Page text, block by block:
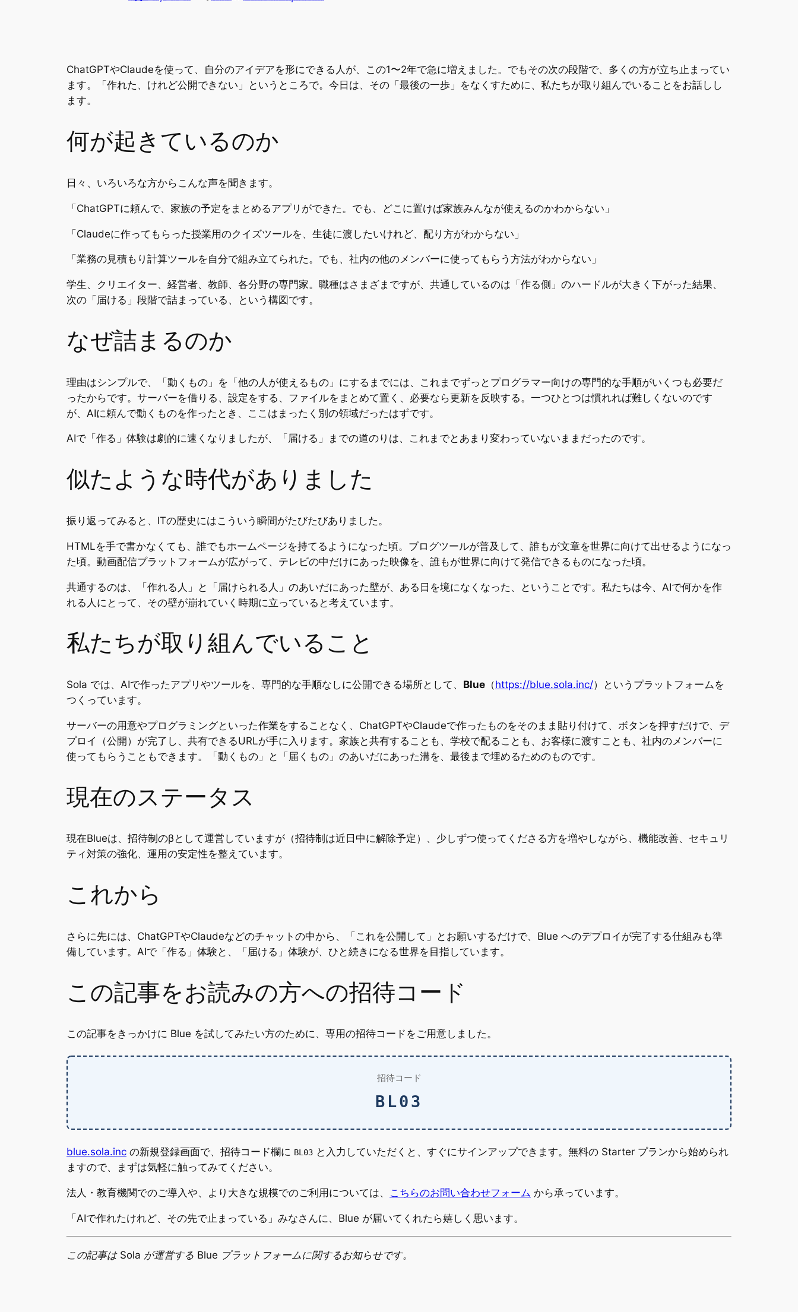
ChatGPTやClaudeを使って、自分のアイデアを形にできる人が、この1〜2年で急に増えました。でもその次の段階で、多くの方が立ち止まってい
ます。「作れた、けれど公開できない」というところで。今日は、その「最後の一歩」をなくすために、私たちが取り組んでいることをお話しし
ます。
何が起きているのか
日々、いろいろな方からこんな声を聞きます。
「ChatGPTに頼んで、家族の予定をまとめるアプリができた。でも、どこに置けば家族みんなが使えるのかわからない」
「Claudeに作ってもらった授業用のクイズツールを、生徒に渡したいけれど、配り方がわからない」
「業務の見積もり計算ツールを自分で組み立てられた。でも、社内の他のメンバーに使ってもらう方法がわからない」
学生、クリエイター、経営者、教師、各分野の専門家。職種はさまざまですが、共通しているのは「作る側」のハードルが大きく下がった結果、
次の「届ける」段階で詰まっている、という構図です。
なぜ詰まるのか
理由はシンプルで、「動くもの」を「他の人が使えるもの」にするまでには、これまでずっとプログラマー向けの専門的な手順がいくつも必要だ
ったからです。サーバーを借りる、設定をする、ファイルをまとめて置く、必要なら更新を反映する。一つひとつは慣れれば難しくないのです
が、AIに頼んで動くものを作ったとき、ここはまったく別の領域だったはずです。
AIで「作る」体験は劇的に速くなりましたが、「届ける」までの道のりは、これまでとあまり変わっていないままだったのです。
似たような時代がありました
振り返ってみると、ITの歴史にはこういう瞬間がたびたびありました。
HTMLを手で書かなくても、誰でもホームページを持てるようになった頃。ブログツールが普及して、誰もが文章を世界に向けて出せるようになっ
た頃。動画配信プラットフォームが広がって、テレビの中だけにあった映像を、誰もが世界に向けて発信できるものになった頃。
共通するのは、「作れる人」と「届けられる人」のあいだにあった壁が、ある日を境になくなった、ということです。私たちは今、AIで何かを作
れる人にとって、その壁が崩れていく時期に立っていると考えています。
私たちが取り組んでいること
Sola では、AIで作ったアプリやツールを、専門的な手順なしに公開できる場所として、 Blue （https://blue.sola.inc/）というプラットフォームを
つくっています。
サーバーの用意やプログラミングといった作業をすることなく、ChatGPTやClaudeで作ったものをそのまま貼り付けて、ボタンを押すだけで、デ
プロイ（公開）が完了し、共有できるURLが手に入ります。家族と共有することも、学校で配ることも、お客様に渡すことも、社内のメンバーに
使ってもらうこともできます。「動くもの」と「届くもの」のあいだにあった溝を、最後まで埋めるためのものです。
現在のステータス
現在Blueは、招待制のβとして運営していますが（招待制は近日中に解除予定）、少しずつ使ってくださる方を増やしながら、機能改善、セキュリ
ティ対策の強化、運用の安定性を整えています。
これから
さらに先には、ChatGPTやClaudeなどのチャットの中から、「これを公開して」とお願いするだけで、Blue へのデプロイが完了する仕組みも準
備しています。AIで「作る」体験と、「届ける」体験が、ひと続きになる世界を目指しています。
この記事をお読みの方への招待コード
この記事をきっかけに Blue を試してみたい方のために、専用の招待コードをご用意しました。
招待コード
BL03
blue.sola.inc の新規登録画面で、招待コード欄に BL03 と入力していただくと、すぐにサインアップできます。無料の Starter プランから始められ
ますので、まずは気軽に触ってみてください。
法人・教育機関でのご導入や、より大きな規模でのご利用については、 こちらのお問い合わせフォーム から承っています。
「AIで作れたけれど、その先で止まっている」みなさんに、Blue が届いてくれたら嬉しく思います。
この記事は Sola が運営する Blue プラットフォームに関するお知らせです。